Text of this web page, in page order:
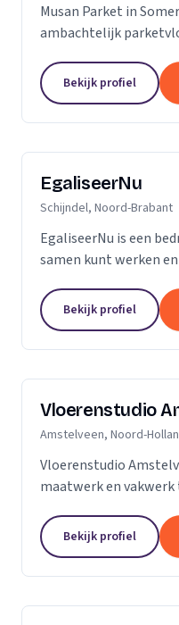
Musan Parket in
ambachtelijk
het adres bij uitstek
bestaande...
Bekijk profiel
EgaliseerNu
Schijndel, Noord-Brabant
EgaliseerNu is een
samen kunt werken
uitziet.Bekijk profiel
Vloerenstudio
Amstelveen, Noord-
Vloerenstudio
maatwerk en vakwerk
om type materiaal,
Geen...
Bekijk profiel